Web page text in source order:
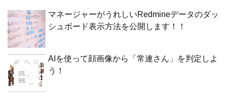
マネージャーがうれしいRedmineデータのダッ
シュボード表示方法を公開します！！
AIを使って顔画像から「常連さん」を判定しよ
う！